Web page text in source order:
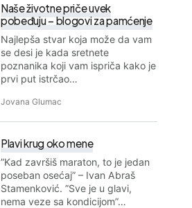
Naše životne priče uvek
pobeđuju – blogovi za pamćenje
Najlepša stvar koja može da vam
se desi je kada sretnete
poznanika koji vam ispriča kako je
prvi put istrčao…
Jovana Glumac
Plavi krug oko mene
”Kad završiš maraton, to je jedan
poseban osećaj” – Ivan Abraš
Stamenković. ”Sve je u glavi,
nema veze sa kondicijom”…